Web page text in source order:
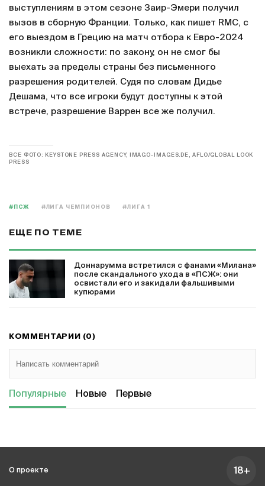
выступлениям в этом сезоне Заир-Эмери получил
вызов в сборную Франции. Только, как пишет RMC, с
его выездом в Грецию на матч отбора к Евро-2024
возникли сложности: по закону, он не смог бы
выехать за пределы страны без письменного
разрешения родителей. Судя по словам Дидье
Дешама, что все игроки будут доступны к этой
встрече, разрешение Варрен все же получил.
ВСЕ ФОТО: KEYSTONE PRESS AGENCY, IMAGO-IMAGES.DE, AFLO/GLOBAL LOOK
PRESS
#ПСЖ #ЛИГА ЧЕМПИОНОВ #ЛИГА 1
ЕЩЕ ПО ТЕМЕ
Доннарумма встретился с фанами «Милана»
после скандального ухода в «ПСЖ»: они
освистали его и закидали фальшивыми
купюрами
КОММЕНТАРИИ (0)
Популярные Новые Первые
О проекте 18+